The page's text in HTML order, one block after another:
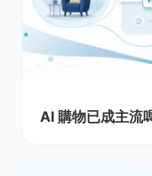
AI 購物已成主流